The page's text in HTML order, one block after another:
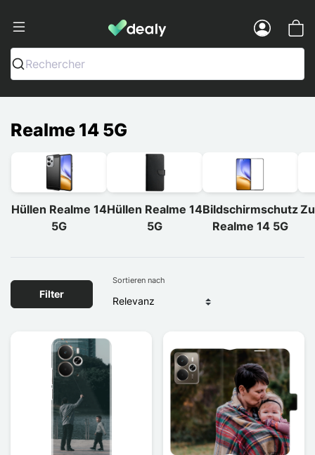
Dealy - Hüllen und Zubehör für
Rechercher
Realme 14 5G
Hüllen Realme 14
5G
Hüllen Realme 14
5G
Bildschirmschutz
Realme 14 5G
Filter
Sortieren nach